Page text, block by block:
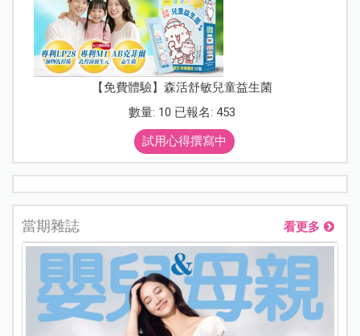
【免費體驗】森活舒敏兒童益生菌
數量: 10 已報名: 453
試用心得撰寫中
當期雜誌 看更多